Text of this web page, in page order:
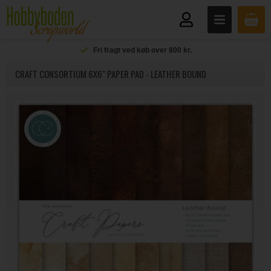
Fri fragt ved køb over 800 kr.
CRAFT CONSORTIUM 6X6" PAPER PAD - LEATHER BOUND